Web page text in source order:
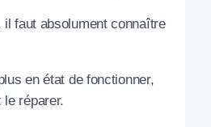
faut absolument connaître
en état de fonctionner,
le réparer.